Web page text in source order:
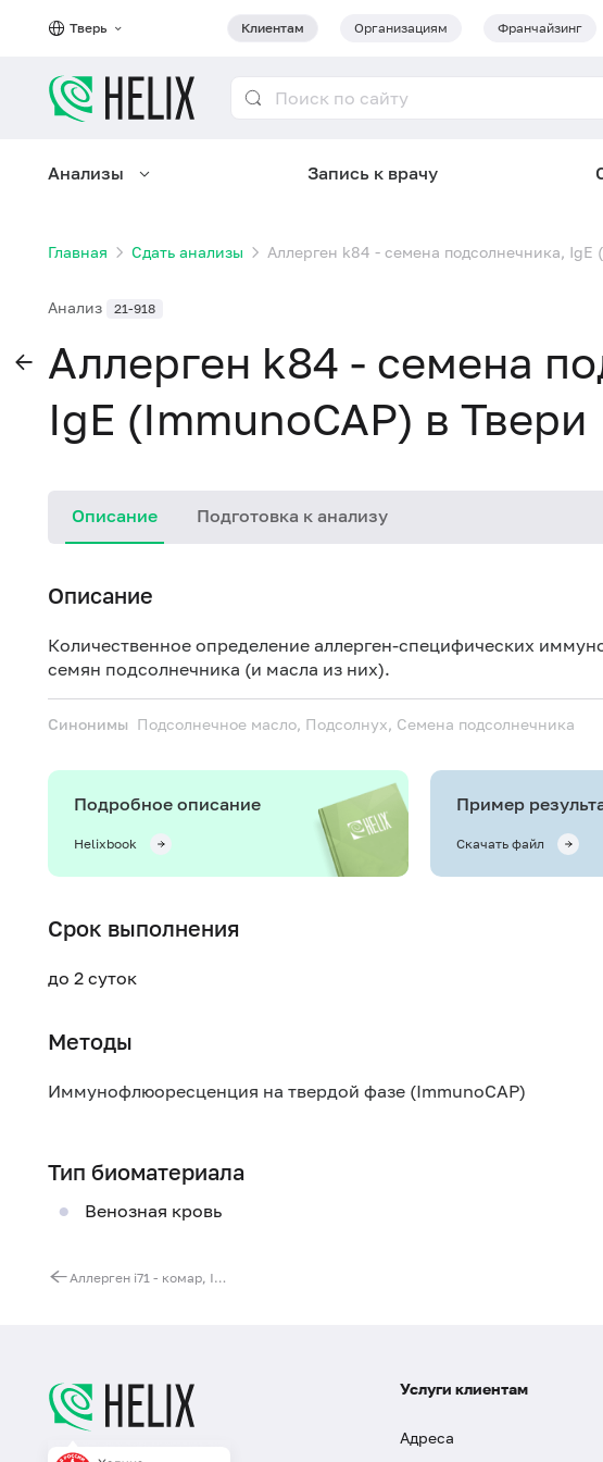
Тверь Клиентам Организациям Франчайзинг
Анализы Запись к врачу
Главная Сдать анализы Аллерген k84 - семена подсолнечника, IgE
Анализ 21-918
Аллерген k84 - семена
IgE (ImmunoCAP) в Твери
Описание Подготовка к анализу
Описание
Количественное определение аллерген-специфических
семян подсолнечника (и масла из них).
Синонимы Подсолнечное масло, Подсолнух, Семена подсолнечника
Подробное описание
Helixbook
Пример
Скачать файл
Срок выполнения
до 2 суток
Методы
Иммунофлюоресценция на твердой фазе (ImmunoCAP)
Тип биоматериала
Венозная кровь
Аллерген i71 - комар, IgE (ImmunoCAP)
Услуги клиентам
Адреса